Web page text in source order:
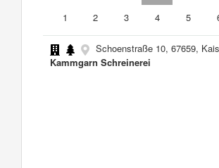
1
2 3 4 5
Schoenstraße 10, 67659,
Kammgarn Schreinerei